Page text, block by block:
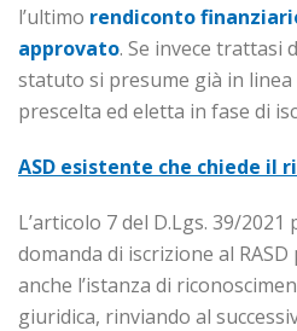
l’ultimo rendiconto
approvato. Se invece trattasi
statuto si presume già in
prescelta ed eletta in fase di
ASD esistente che chiede il
L’articolo 7 del D.Lgs. 39/2021
domanda di iscrizione al
anche l’istanza di
giuridica, rinviando al